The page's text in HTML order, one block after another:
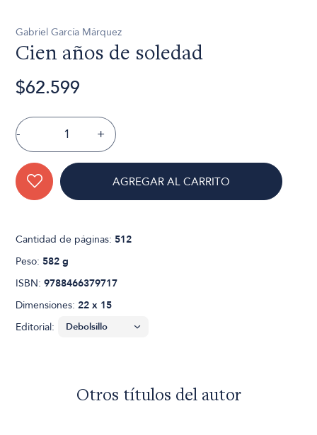
Gabriel García Márquez
Cien años de soledad
$62.599
- +
AGREGAR AL CARRITO
Cantidad de páginas:512
Peso:582 g
ISBN:9788466379717
Dimensiones:22 x 15
Editorial:
Otros títulos del autor